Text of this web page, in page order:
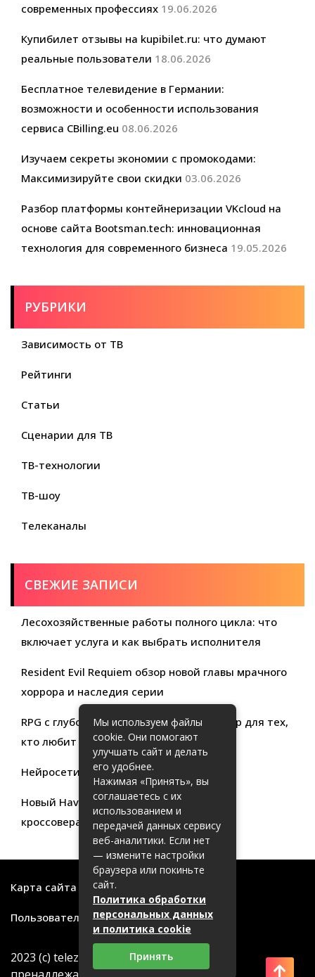
современных профессиях 19.06.2026
Купибилет отзывы на kupibilet.ru: что думают
реальные пользователи 18.06.2026
Бесплатное телевидение в Германии:
возможности и особенности использования
сервиса CBilling.eu 08.06.2026
Изучаем секреты экономии с промокодами:
Максимизируйте свои скидки 03.06.2026
Разбор платформы контейнеризации VKcloud на
основе сайта Bootsman.tech: инновационная
технология для современного бизнеса 19.05.2026
РУБРИКИ
Зависимость от ТВ
Рейтинги
Статьи
Сценарии для ТВ
ТВ-технологии
ТВ-шоу
Телеканалы
СВЕЖИЕ ЗАПИСИ
Лесохозяйственные работы полного цикла: что
включает услуга и как выбрать исполнителя
Resident Evil Requiem обзор новой главы мрачного
хоррора и наследия серии
RPG с глубокой кастомизацией обзор игр для тех,
кто любит свободу выбора
Нейросети для продуктивности
Новый Haval Jolion: обзор современного
кроссовера для активной жизни
Карта сайта
Пользовательское соглашение
2023 (с) telezritel.su. Все торговые марки
Мы используем файлы
cookie. Они помогают
улучшать сайт и делать
его удобнее.
Нажимая «Принять», вы
соглашаетесь с их
использованием и
передачей данных сервису
веб-аналитики. Если нет
— измените настройки
браузера или покиньте
сайт.
Политика обработки
персональных данных
и политика cookie
Принять